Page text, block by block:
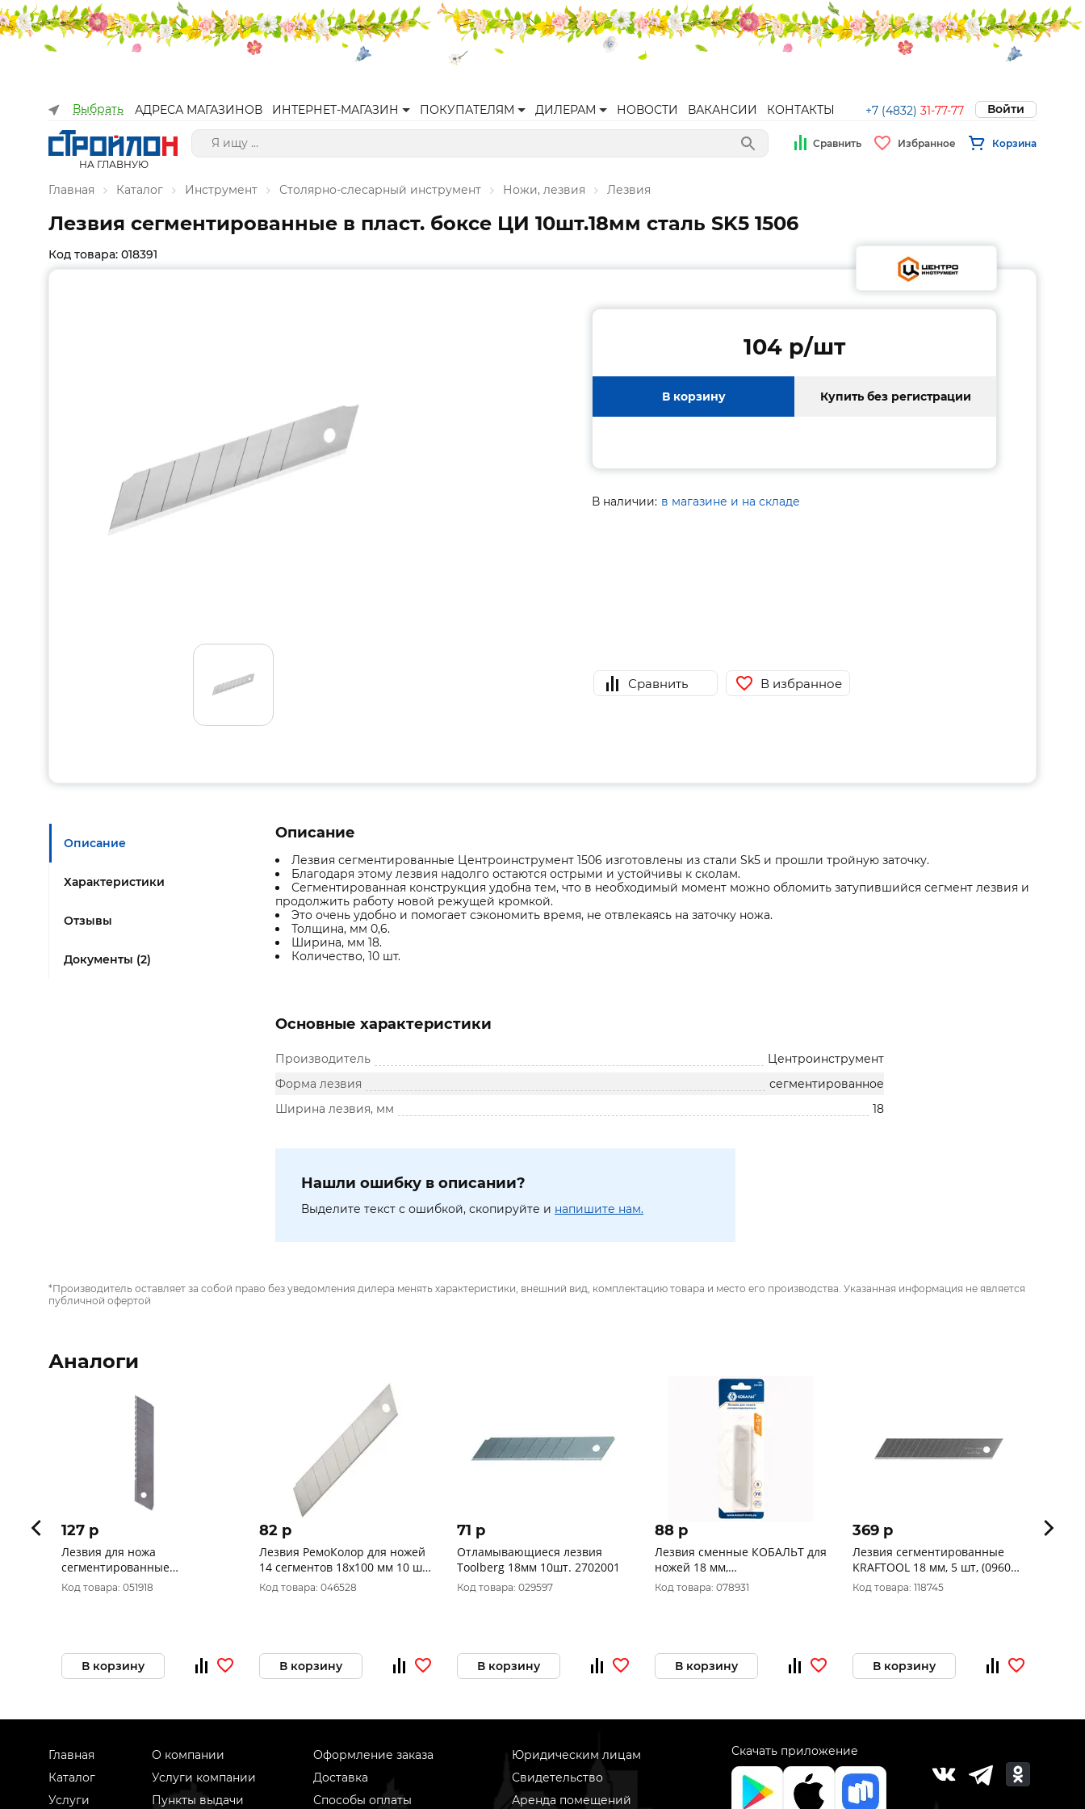
Выбрать АДРЕСА МАГАЗИНОВ ИНТЕРНЕТ-МАГАЗИН ПОКУПАТЕЛЯМ ДИЛЕРАМ НОВОСТИ ВАКАНСИИ КОНТАКТЫ +7 (4832) 31-77-77 Войти
НА ГЛАВНУЮ
Сравнить Избранное Корзина
Главная Каталог Инструмент Столярно-слесарный инструмент Ножи, лезвия Лезвия
Лезвия сегментированные в пласт. боксе ЦИ 10шт.18мм сталь SK5 1506
Код товара: 018391
104 p/шт
В корзину Купить без регистрации
В наличии: в магазине и на складе
Сравнить В избранное
Описание
Характеристики
Отзывы
Документы (2)
Описание
Лезвия сегментированные Центроинструмент 1506 изготовлены из стали Sk5 и прошли тройную заточку.
Благодаря этому лезвия надолго остаются острыми и устойчивы к сколам.
Сегментированная конструкция удобна тем, что в необходимый момент можно обломить затупившийся сегмент лезвия и
продолжить работу новой режущей кромкой.
Это очень удобно и помогает сэкономить время, не отвлекаясь на заточку ножа.
Толщина, мм 0,6.
Ширина, мм 18.
Количество, 10 шт.
Основные характеристики
Производитель
Центроинструмент
Форма лезвия
сегментированное
Ширина лезвия, мм
18
Нашли ошибку в описании?
Выделите текст с ошибкой, скопируйте и напишите нам.
*Производитель оставляет за собой право без уведомления дилера менять характеристики, внешний вид, комплектацию товара и место его производства. Указанная информация не является
публичной офертой
Аналоги
127 p
Лезвия для ножа
сегментированные
серрейторные FINLAND 18мм
5шт. 1862
Код товара: 051918
В корзину
82 p
Лезвия РемоКолор для ножей
14 сегментов 18х100 мм 10 шт
19-2-401
Код товара: 046528
В корзину
71 p
Отламывающиеся лезвия
Toolberg 18мм 10шт. 2702001
Код товара: 029597
В корзину
88 p
Лезвия сменные КОБАЛЬТ для
ножей 18 мм,
сегментированные, 8
сегментов, сталь У8 (5 шт.)
Код товара: 078931
В корзину
369 p
Лезвия сегментированные
KRAFTOOL 18 мм, 5 шт, (09606-
18-S5)
Код товара: 118745
В корзину
141 p
Главная
Каталог
Услуги
О компании
Услуги компании
Пункты выдачи
Оформление заказа
Доставка
Способы оплаты
Юридическим лицам
Свидетельство
Аренда помещений
Скачать приложение